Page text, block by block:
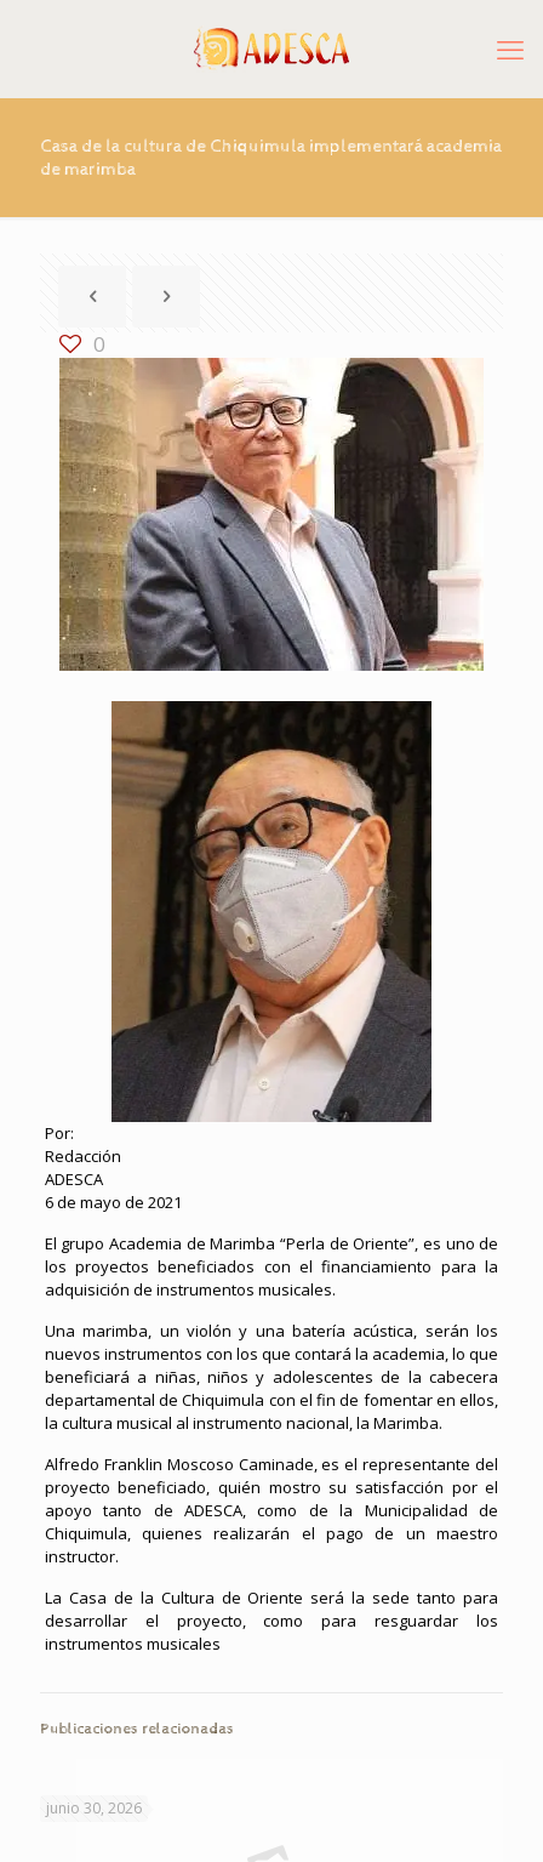
Casa de la cultura de Chiquimula implementará academia
de marimba
0
Por:
Redacción
ADESCA
6 de mayo de 2021
El grupo Academia de Marimba “Perla de Oriente”, es uno de
los proyectos beneficiados con el financiamiento para la
adquisición de instrumentos musicales.
Una marimba, un violón y una batería acústica, serán los
nuevos instrumentos con los que contará la academia, lo que
beneficiará a niñas, niños y adolescentes de la cabecera
departamental de Chiquimula con el fin de fomentar en ellos,
la cultura musical al instrumento nacional, la Marimba.
Alfredo Franklin Moscoso Caminade, es el representante del
proyecto beneficiado, quién mostro su satisfacción por el
apoyo tanto de ADESCA, como de la Municipalidad de
Chiquimula, quienes realizarán el pago de un maestro
instructor.
La Casa de la Cultura de Oriente será la sede tanto para
desarrollar el proyecto, como para resguardar los
instrumentos musicales
Publicaciones relacionadas
junio 30, 2026